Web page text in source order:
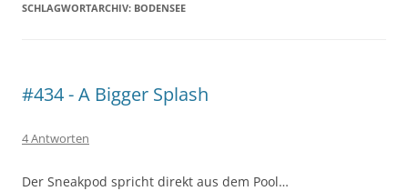
SCHLAGWORTARCHIV: BODENSEE
#434 - A Bigger Splash
4 Antworten
Der Sneakpod spricht direkt aus dem Pool…